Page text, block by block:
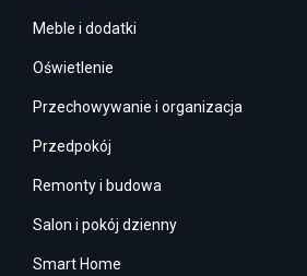
Meble i dodatki
Oświetlenie
Przechowywanie i organizacja
Przedpokój
Remonty i budowa
Salon i pokój dzienny
Smart Home